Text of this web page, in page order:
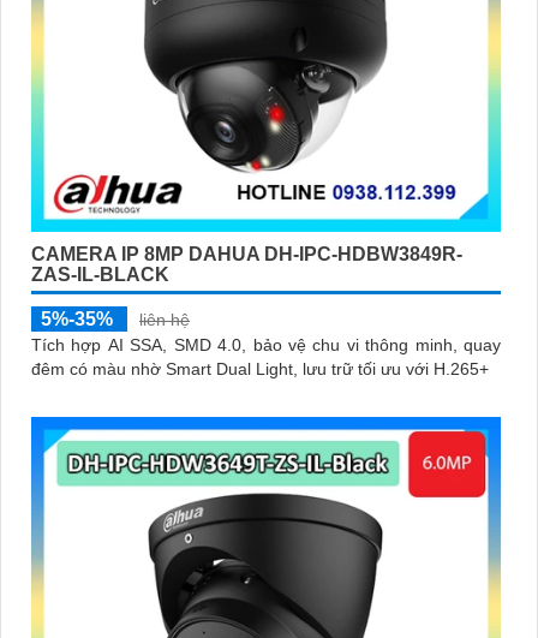
CAMERA IP 8MP DAHUA DH-IPC-HDBW3849R-
ZAS-IL-BLACK
5%-35%
liên hệ
Tích hợp AI SSA, SMD 4.0, bảo vệ chu vi thông minh, quay
đêm có màu nhờ Smart Dual Light, lưu trữ tối ưu với H.265+